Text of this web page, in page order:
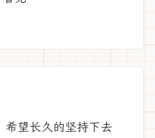
希望长久的坚持下去